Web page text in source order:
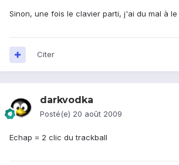
Sinon, une fois le clavier parti, j'ai du mal à le
Citer
darkvodka
Posté(e) 20 août 2009
Echap = 2 clic du trackball